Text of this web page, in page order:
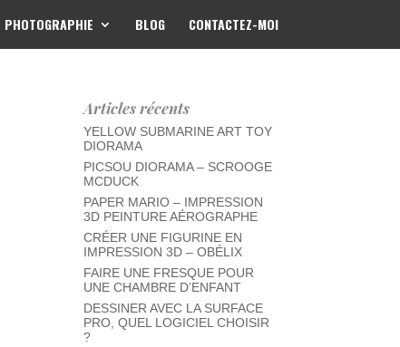
PHOTOGRAPHIE BLOG CONTACTEZ-MOI
Articles récents
YELLOW SUBMARINE ART TOY
DIORAMA
PICSOU DIORAMA – SCROOGE
MCDUCK
PAPER MARIO – IMPRESSION
3D PEINTURE AÉROGRAPHE
CRÉER UNE FIGURINE EN
IMPRESSION 3D – OBÉLIX
FAIRE UNE FRESQUE POUR
UNE CHAMBRE D’ENFANT
DESSINER AVEC LA SURFACE
PRO, QUEL LOGICIEL CHOISIR
?